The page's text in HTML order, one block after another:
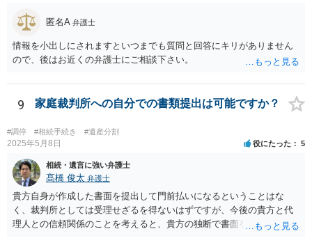
匿名A 弁護士
情報を小出しにされますといつまでも質問と回答にキリがありません
ので、後はお近くの弁護士にご相談下さい。
9 家庭裁判所への自分での書類提出は可能ですか？
#調停 #相続手続き #遺産分割
2025年5月8日 役にたった 5
相続・遺言に強い弁護士
髙橋 俊太 弁護士
貴方自身が作成した書面を提出して門前払いになるということはな
く、裁判所としては受理せざるを得ないはずですが、今後の貴方と代
理人との信頼関係のことを考えると、貴方の独断で書面を提出したり